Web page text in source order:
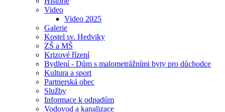
Video
Video 2025
Galerie
Kostel sv. Hedviky
ZŠ a MŠ
Krizové řízení
Bydlení - Dům s malometrážními byty pro důchodce
Kultura a sport
Partnerská obec
Služby
Informace k odpadům
Vodovod a kanalizace